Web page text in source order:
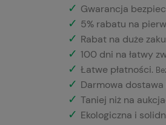
✓ Gwarancja
✓ 5% rabatu na
✓ Rabat na duże
✓ 100 dni na łatwy
✓ Łatwe płatności.
✓ Darmowa
✓ Taniej niż na
✓ Ekologiczna i